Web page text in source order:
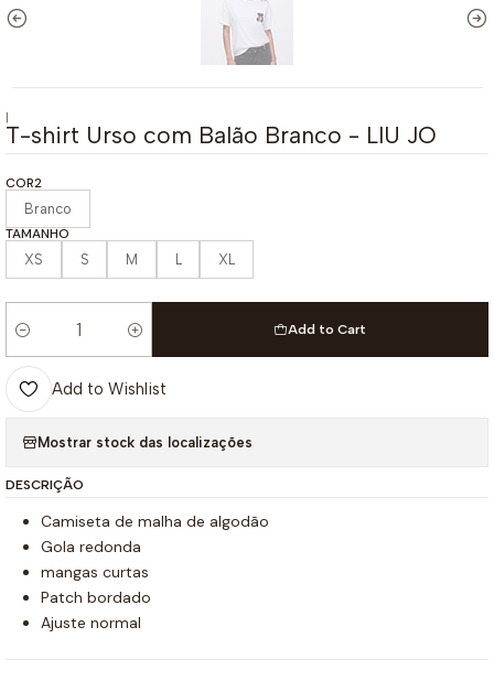
|
T-shirt Urso com Balão Branco - LIU JO
COR2
Branco
TAMANHO
XS S M L XL
Quantity
Add to Cart
Add to Wishlist
Mostrar stock das localizações
DESCRIÇÃO
Camiseta de malha de algodão
Gola redonda
mangas curtas
Patch bordado
Ajuste normal